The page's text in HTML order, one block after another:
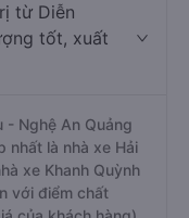
từ Diễn
tốt, xuất
- Nghệ An Quảng
nhất là nhà xe Hải
xe Khanh Quỳnh
với điểm chất